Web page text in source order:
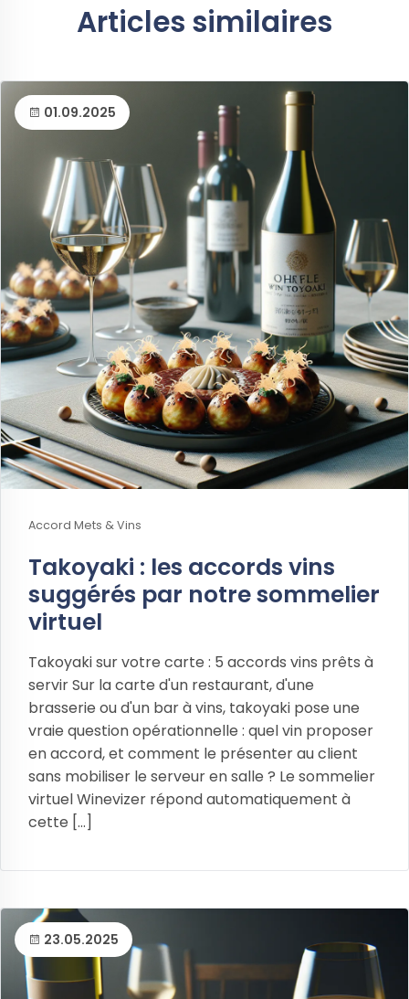
Articles similaires
01.09.2025
Accord Mets & Vins
Takoyaki : les accords vins
suggérés par notre sommelier
virtuel
Takoyaki sur votre carte : 5 accords vins prêts à
servir Sur la carte d'un restaurant, d'une
brasserie ou d'un bar à vins, takoyaki pose une
vraie question opérationnelle : quel vin proposer
en accord, et comment le présenter au client
sans mobiliser le serveur en salle ? Le sommelier
virtuel Winevizer répond automatiquement à
cette [...]
23.05.2025